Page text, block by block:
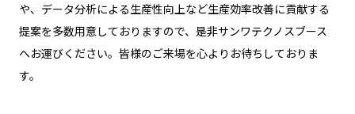
や、データ分析による生産性向上など生産効率改善に貢献する
提案を多数用意しておりますので、是非サンワテクノスブース
へお運びください。皆様のご来場を心よりお待ちしておりま
す。